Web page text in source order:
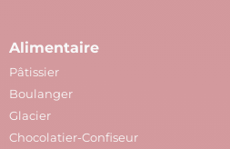
Alimentaire
Pâtissier
Boulanger
Glacier
Chocolatier-Confiseur